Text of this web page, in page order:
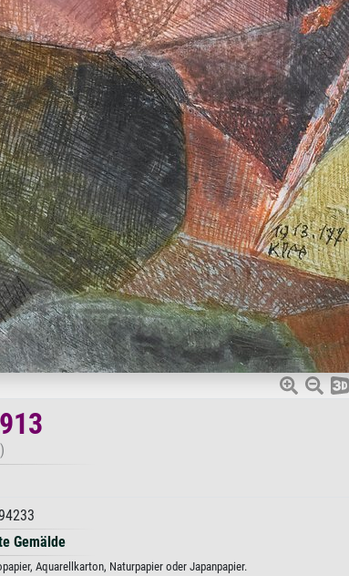
Gemälde
Aquarellkarton, Naturpapier oder Japanpapier.